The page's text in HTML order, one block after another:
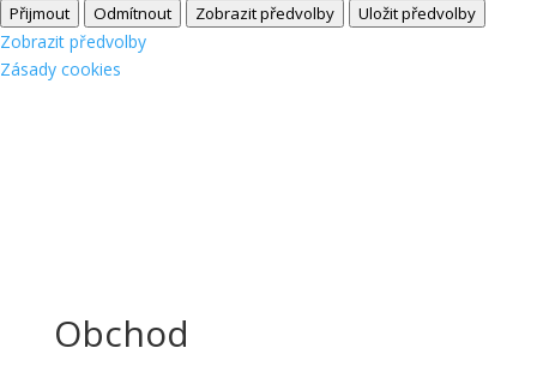
Přijmout Odmítnout Zobrazit předvolby Uložit předvolby
Zobrazit předvolby
Zásady cookies
Obchod